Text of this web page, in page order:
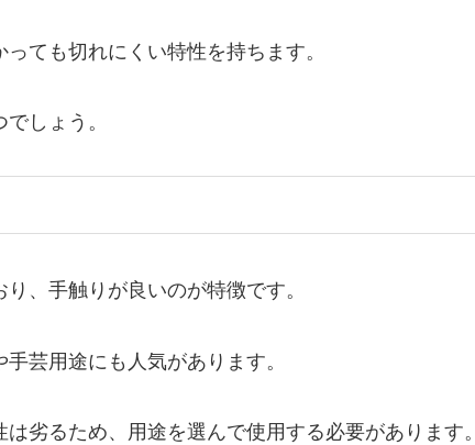
ても切れにくい特性を持ちます。
しょう。
、手触りが良いのが特徴です。
芸用途にも人気があります。
劣るため、用途を選んで使用する必要があります。